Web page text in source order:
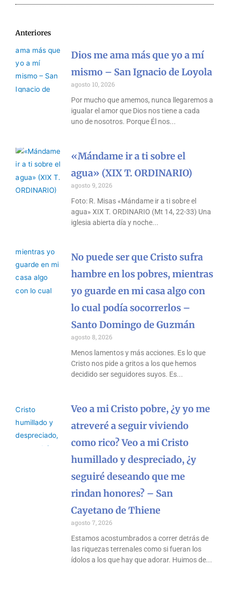
Anteriores
Dios me ama más que yo a mí
mismo – San Ignacio de Loyola
agosto 10, 2026
Por mucho que amemos, nunca llegaremos a
igualar el amor que Dios nos tiene a cada
uno de nosotros. Porque Él nos
«Mándame ir a ti sobre el
agua» (XIX T. ORDINARIO)
agosto 9, 2026
Foto: R. Misas «Mándame ir a ti sobre el
agua» XIX T. ORDINARIO (Mt 14, 22-33) Una
iglesia abierta día y noche
No puede ser que Cristo sufra
hambre en los pobres, mientras
yo guarde en mi casa algo con
lo cual podía socorrerlos –
Santo Domingo de Guzmán
agosto 8, 2026
Menos lamentos y más acciones. Es lo que
Cristo nos pide a gritos a los que hemos
decidido ser seguidores suyos. Es
Veo a mi Cristo pobre, ¿y yo me
atreveré a seguir viviendo
como rico? Veo a mi Cristo
humillado y despreciado, ¿y
seguiré deseando que me
rindan honores? – San
Cayetano de Thiene
agosto 7, 2026
Estamos acostumbrados a correr detrás de
las riquezas terrenales como si fueran los
ídolos a los que hay que adorar. Huimos de